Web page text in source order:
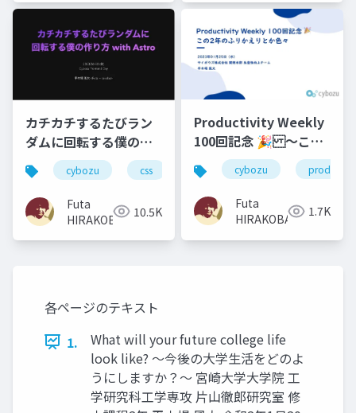
カチカチするたびラン
ダムに回転する僕の作
り方 with Astro
cybozu css javascript react
Futa
HIRAKOBA
10.5K
Productivity Weekly
100回記念 🎉 〜この2
年のふりかえりとか
色々〜
cybozu
Futa
HIRAKOBA
1.7K
各ページのテキスト
1.
What will your future college life
look like? 〜今後の⼤学⽣活をどのよ
うにしますか？〜 宮崎⼤学⼤学院 ⼯
学研究科⼯学専攻 ⽚⼭徹郎研究室 修